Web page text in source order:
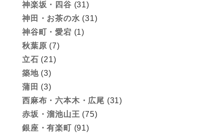
神楽坂・四谷 (31)
神田・お茶の水 (31)
神谷町・愛宕 (1)
秋葉原 (7)
立石 (21)
築地(3)
蒲田 (3)
西麻布・六本木・広尾 (31)
赤坂・溜池山王 (75)
銀座・有楽町 (91)